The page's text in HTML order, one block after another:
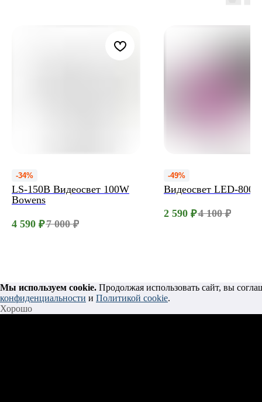
-34%
LS-150B Видеосвет 100W
Bowens
4 590 ₽7 000 ₽
-49%
Видеосвет LED-800
2 590 ₽4 100 ₽
Мы используем cookie. Продолжая использовать сайт, вы
конфиденциальности и Политикой cookie.
Хорошо